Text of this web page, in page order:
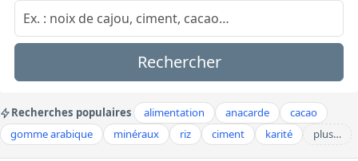
Rechercher
Recherches populaires alimentation anacarde
cacao
gomme arabique
minéraux riz ciment karité plus…